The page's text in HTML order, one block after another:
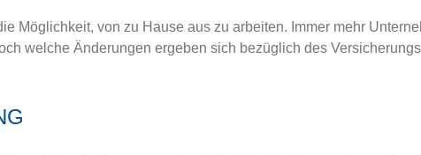
Möglichkeit, von zu Hause aus zu arbeiten. Immer mehr
welche Änderungen ergeben sich bezüglich des